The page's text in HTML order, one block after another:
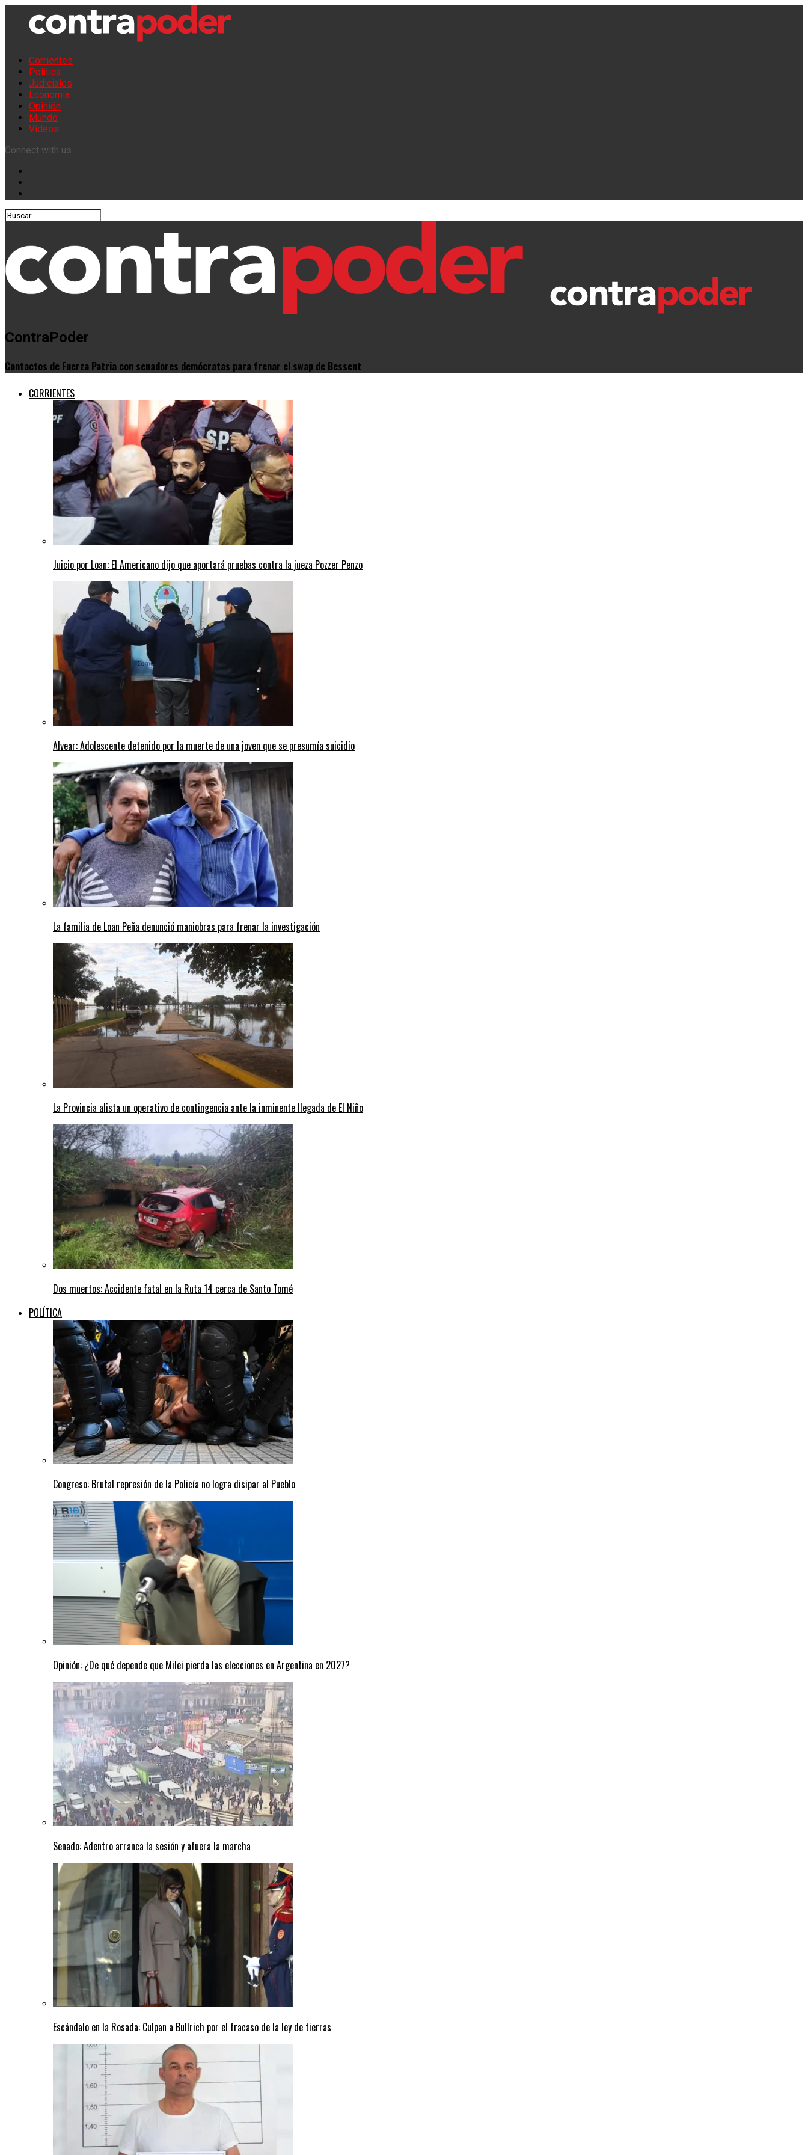
Corrientes
Política
Judiciales
Economía
Opinión
Mundo
Videos
Connect with us
ContraPoder
Contactos de Fuerza Patria con senadores demócratas para frenar el swap de Bessent
CORRIENTES
Juicio por Loan: El Americano dijo que aportará pruebas contra la jueza Pozzer Penzo
Alvear: Adolescente detenido por la muerte de una joven que se presumía suicidio
La familia de Loan Peña denunció maniobras para frenar la investigación
La Provincia alista un operativo de contingencia ante la inminente llegada de El Niño
Dos muertos: Accidente fatal en la Ruta 14 cerca de Santo Tomé
POLÍTICA
Congreso: Brutal represión de la Policía no logra disipar al Pueblo
Opinión: ¿De qué depende que Milei pierda las elecciones en Argentina en 2027?
Senado: Adentro arranca la sesión y afuera la marcha
Escándalo en la Rosada: Culpan a Bullrich por el fracaso de la ley de tierras